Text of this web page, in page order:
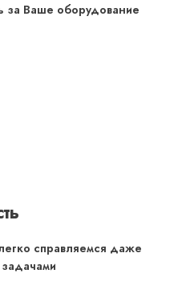
за Ваше оборудование
справляемся даже